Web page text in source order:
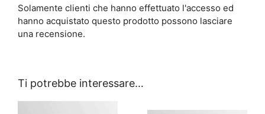
Solamente clienti che hanno effettuato l'accesso ed
hanno acquistato questo prodotto possono lasciare
una recensione.
Ti potrebbe interessare…